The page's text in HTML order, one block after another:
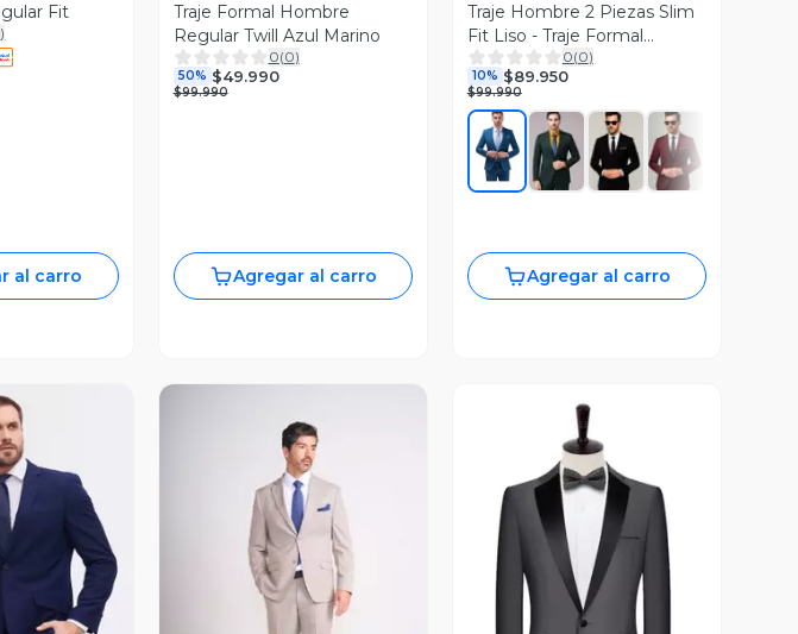
Fit
)
al carro
Traje Formal Hombre
Regular Twill Azul Marino
0(0)
50% $49.990
$99.990
Agregar al carro
Traje Hombre 2 Piezas Slim
Fit Liso - Traje Formal
Elegante para Matrimonio,
Evento y Oficina
0(0)
10% $89.950
$99.990
Agregar al carro
Previa
Vista Previa
Vista Previa